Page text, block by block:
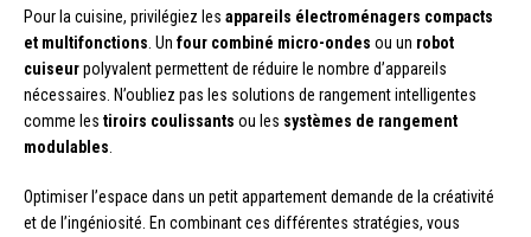
Pour la cuisine, privilégiez les appareils électroménagers compacts
et multifonctions . Un four combiné micro-ondes ou un robot
cuiseurpolyvalent permettent de réduire le nombre d’appareils
nécessaires. N’oubliez pas les solutions de rangement intelligentes
comme les tiroirs coulissants ou les systèmes de rangement
modulables
Optimiser l’espace dans un petit appartement demande de la créativité
et de l’ingéniosité. En combinant ces différentes stratégies, vous